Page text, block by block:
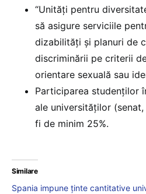
“Unități pentru
să asigure serviciile
dizabilități și planuri de
discriminării pe criterii
orientare sexuală sau
Participarea studenților
ale universităților
fi de minim 25%.
Similare
Spania impune ținte cantitative